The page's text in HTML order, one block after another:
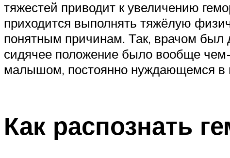
тяжестей приводит к увеличению
приходится выполнять тяжёлую
понятным причинам. Так, врачом был
сидячее положение было вообще
малышом, постоянно нуждающемся в
Как распознать